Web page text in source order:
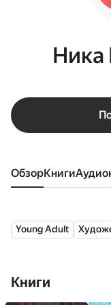
Ника
Обзор книги
Young Adult
Книги